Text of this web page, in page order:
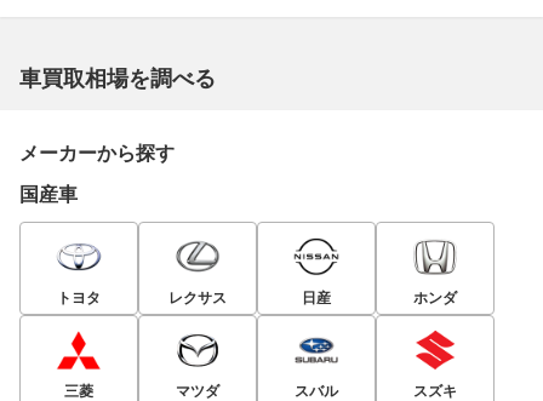
車買取相場を調べる
メーカーから探す
国産車
トヨタ レクサス 日産 ホンダ
三菱 マツダ スバル スズキ